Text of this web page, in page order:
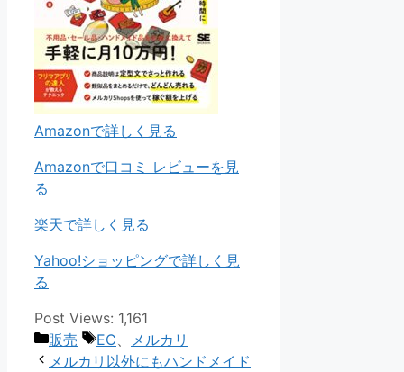
Amazonで詳しく見る
Amazonで口コミ レビューを見
る
楽天で詳しく見る
Yahoo!ショッピングで詳しく見
る
Post Views: 1,161
カ
テ
販売
タ
グ
EC、 メルカリ
メルカリ以外にもハンドメイド